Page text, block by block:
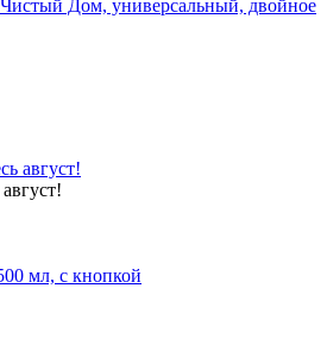
Дом, универсальный, двойное
мл, с кнопкой